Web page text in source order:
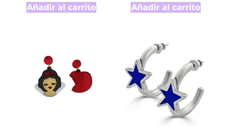
Añadir al carrito Añadir al carrito